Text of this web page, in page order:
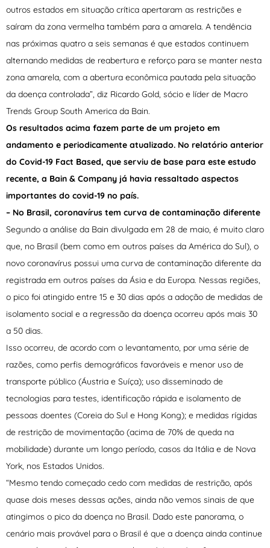
outros estados em situação crítica apertaram as restrições e
saíram da zona vermelha também para a amarela. A tendência
nas próximas quatro a seis semanas é que estados continuem
alternando medidas de reabertura e reforço para se manter nesta
zona amarela, com a abertura econômica pautada pela situação
da doença controlada”, diz Ricardo Gold, sócio e líder de Macro
Trends Group South America da Bain.
Os resultados acima fazem parte de um projeto em
andamento e periodicamente atualizado. No relatório anterior
do Covid-19 Fact Based, que serviu de base para este estudo
recente, a Bain & Company já havia ressaltado aspectos
importantes do covid-19 no país.
– No Brasil, coronavírus tem curva de contaminação diferente
Segundo a análise da Bain divulgada em 28 de maio, é muito claro
que, no Brasil (bem como em outros países da América do Sul), o
novo coronavírus possui uma curva de contaminação diferente da
registrada em outros países da Ásia e da Europa. Nessas regiões,
o pico foi atingido entre 15 e 30 dias após a adoção de medidas de
isolamento social e a regressão da doença ocorreu após mais 30
a 50 dias.
Isso ocorreu, de acordo com o levantamento, por uma série de
razões, como perfis demográficos favoráveis e menor uso de
transporte público (Áustria e Suíça); uso disseminado de
tecnologias para testes, identificação rápida e isolamento de
pessoas doentes (Coreia do Sul e Hong Kong); e medidas rígidas
de restrição de movimentação (acima de 70% de queda na
mobilidade) durante um longo período, casos da Itália e de Nova
York, nos Estados Unidos.
“Mesmo tendo começado cedo com medidas de restrição, após
quase dois meses dessas ações, ainda não vemos sinais de que
atingimos o pico da doença no Brasil. Dado este panorama, o
cenário mais provável para o Brasil é que a doença ainda continue